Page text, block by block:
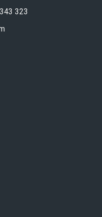
323